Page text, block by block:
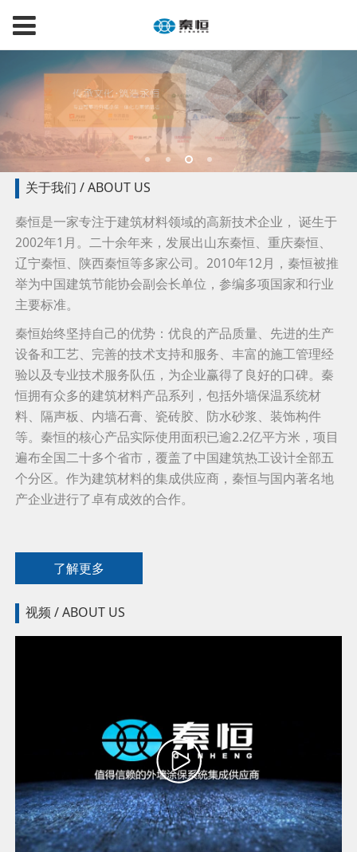
关于我们 / ABOUT US
秦恒是一家专注于建筑材料领域的高新技术企业， 诞生于
2002年1月。二十余年来，发展出山东秦恒、重庆秦恒、
辽宁秦恒、陕西秦恒等多家公司。2010年12月，秦恒被推
举为中国建筑节能协会副会长单位，参编多项国家和行业
主要标准。
秦恒始终坚持自己的优势：优良的产品质量、先进的生产
设备和工艺、完善的技术支持和服务、丰富的施工管理经
验以及专业技术服务队伍，为企业赢得了良好的口碑。秦
恒拥有众多的建筑材料产品系列，包括外墙保温系统材
料、隔声板、内墙石膏、瓷砖胶、防水砂浆、装饰构件
等。秦恒的核心产品实际使用面积已逾2.2亿平方米，项目
遍布全国二十多个省市，覆盖了中国建筑热工设计全部五
个分区。作为建筑材料的集成供应商，秦恒与国内著名地
产企业进行了卓有成效的合作。
了解更多
视频 / ABOUT US